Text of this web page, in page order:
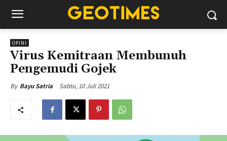
OPINI
Virus Kemitraan Membunuh
Pengemudi Gojek
By Bayu Satria Sabtu, 10 Juli 2021